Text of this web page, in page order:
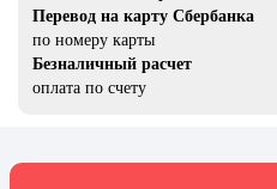
8 марта, Международный женский
день
27 марта, День театра
Перевод на карту Сбербанка
по номеру карты
Безналичный расчет
оплата по счету